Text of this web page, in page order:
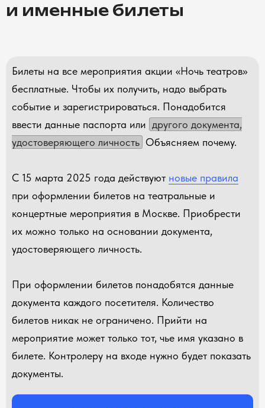
и именные билеты
Билеты на все мероприятия акции «Ночь театров»
бесплатные. Чтобы их получить, надо выбрать
событие и зарегистрироваться. Понадобится
ввести данные паспорта или другого документа,
удостоверяющего личность Объясняем почему.
С 15 марта 2025 года действуют новые правила
при оформлении билетов на театральные и
концертные мероприятия в Москве. Приобрести
их можно только на основании документа,
удостоверяющего личность.
При оформлении билетов понадобятся данные
документа каждого посетителя. Количество
билетов никак не ограничено. Прийти на
мероприятие может только тот, чье имя указано в
билете. Контролеру на входе нужно будет показать
документы.